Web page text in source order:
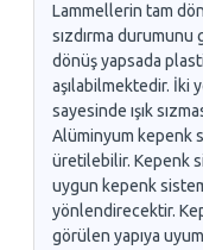
Lammellerin tam
sızdırma
dönüş yapsada
aşılabilmektedir. İki
sayesinde ışık
Alüminyum kepenk
üretilebilir. Kepenk
uygun kepenk
yönlendirecektir.
görülen yapıya